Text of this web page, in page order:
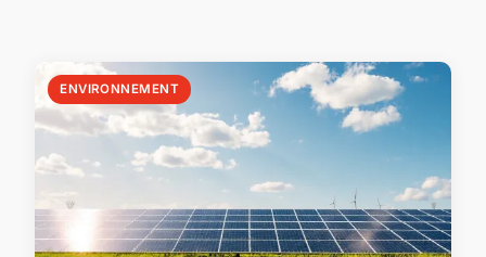
ENVIRONNEMENT